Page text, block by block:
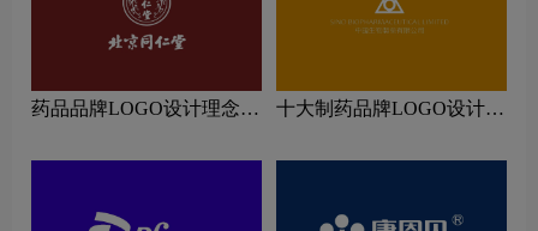
药品品牌LOGO设计理念解
十大制药品牌LOGO设计理